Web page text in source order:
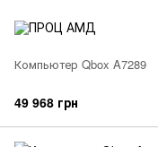
Компьютер Qbox A7289
49 968 грн